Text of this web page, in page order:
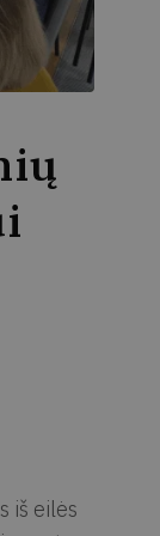
iš eilės